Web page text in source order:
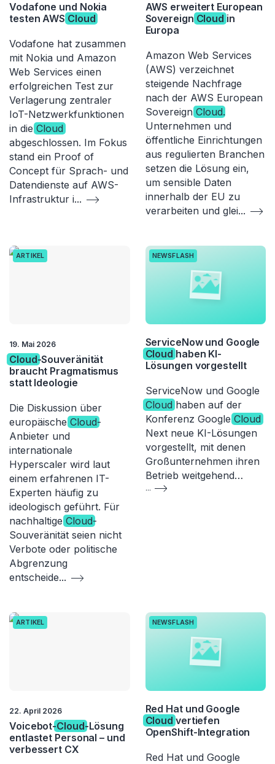
Vodafone und Nokia
testen AWS Cloud
Vodafone hat zusammen
mit Nokia und Amazon
Web Services einen
erfolgreichen Test zur
Verlagerung zentraler
IoT-Netzwerkfunktionen
in dieCloud
abgeschlossen. Im Fokus
stand ein Proof of
Concept für Sprach- und
Datendienste auf AWS-
Infrastruktur i...
AWS erweitert European
Sovereign Cloud in
Europa
Amazon Web Services
(AWS) verzeichnet
steigende Nachfrage
nach der AWS European
SovereignCloud.
Unternehmen und
öffentliche Einrichtungen
aus regulierten Branchen
setzen die Lösung ein,
um sensible Daten
innerhalb der EU zu
verarbeiten und glei...
ARTIKEL
19. Mai 2026
Cloud-Souveränität
braucht Pragmatismus
statt Ideologie
Die Diskussion über
europäischeCloud-
Anbieter und
internationale
Hyperscaler wird laut
einem erfahrenen IT-
Experten häufig zu
ideologisch geführt. Für
nachhaltigeCloud-
Souveränität seien nicht
Verbote oder politische
Abgrenzung
entscheide...
NEWSFLASH
ServiceNow und Google
Cloud haben KI-
Lösungen vorgestellt
ServiceNow und Google
Cloud haben auf der
Konferenz GoogleCloud
Next neue KI-Lösungen
vorgestellt, mit denen
Großunternehmen ihren
Betrieb weitgehend…
...
ARTIKEL
22. April 2026
Voicebot-Cloud-Lösung
entlastet Personal – und
verbessert CX
NEWSFLASH
Red Hat und Google
Cloud vertiefen
OpenShift-Integration
Red Hat und Google